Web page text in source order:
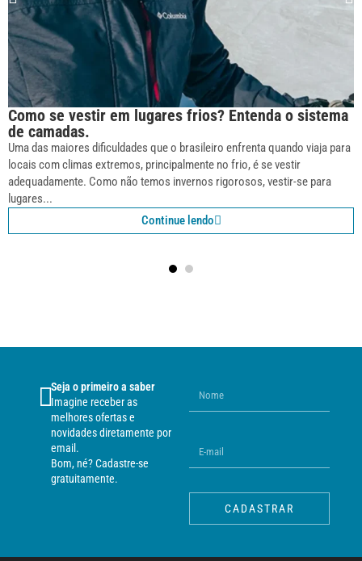
Como se vestir em lugares frios? Entenda o sistema
de camadas.
Uma das maiores dificuldades que o brasileiro enfrenta quando viaja para
locais com climas extremos, principalmente no frio, é se vestir
adequadamente. Como não temos invernos rigorosos, vestir-se para
lugares...
Continue lendo
Seja o primeiro a saber
Imagine receber as
melhores ofertas e
novidades diretamente por
email.
Bom, né? Cadastre-se
gratuitamente.
CADASTRAR